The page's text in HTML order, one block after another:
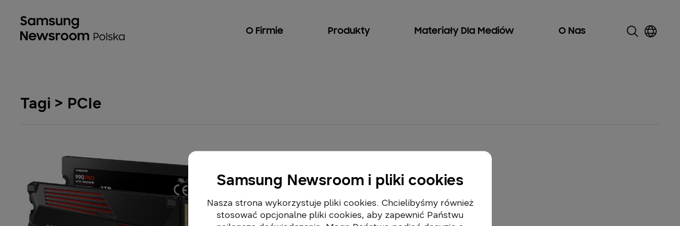
O Firmie Produkty Materiały Dla Mediów O Nas
Tagi > PCIe
Samsung Newsroom i pliki cookies
Nasza strona wykorzystuje pliki cookies. Chcielibyśmy również
stosować opcjonalne pliki cookies, aby zapewnić Państwu